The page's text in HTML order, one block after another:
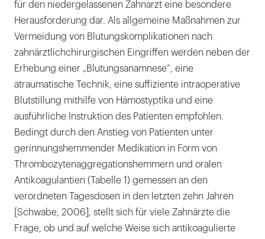
für den niedergelassenen Zahnarzt eine besondere
Herausforderung dar. Als allgemeine Maßnahmen zur
Vermeidung von Blutungskomplikationen nach
zahnärztlichchirurgischen Eingriffen werden neben der
Erhebung einer „Blutungsanamnese“, eine
atraumatische Technik, eine suffiziente intraoperative
Blutstillung mithilfe von Hämostyptika und eine
ausführliche Instruktion des Patienten empfohlen.
Bedingt durch den Anstieg von Patienten unter
gerinnungshemmender Medikation in Form von
Thrombozytenaggregationshemmern und oralen
Antikoagulantien (Tabelle 1) gemessen an den
verordneten Tagesdosen in den letzten zehn Jahren
[Schwabe, 2006], stellt sich für viele Zahnärzte die
Frage, ob und auf welche Weise sich antikoagulierte